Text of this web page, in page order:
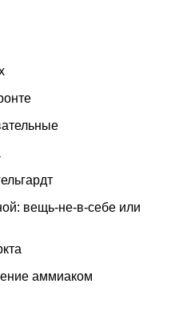
вещь-не-в-себе или
аммиаком